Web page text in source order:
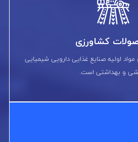
کشاورزی
مواد اولیه صنایع غذایی دارویی شیمیایی
و بهداشتی است.